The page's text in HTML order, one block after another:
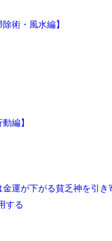
術・風水編】
編】
運が下がる貧乏神を引き
する